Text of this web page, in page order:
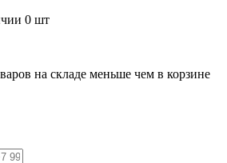
0 шт
на складе меньше чем в корзине